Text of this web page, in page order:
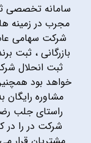
سامانه تخصصی
مجرب در زمینه
شرکت سهامی
بازرگانی ، ثبت
ثبت انحلال
خواهد بود
مشاوره رایگان
راستای جلب
شرکت در را در